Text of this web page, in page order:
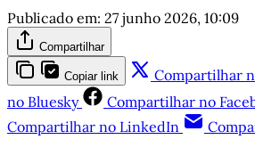
Publicado em: 27 junho 2026, 10:09
Compartilhar
Copiar link Compartilhar
no Bluesky
Compartilhar no
Compartilhar no LinkedIn